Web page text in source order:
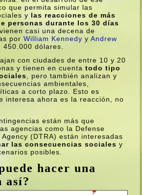
que permita simular las
y las reacciones de más
personas durante los 30 dí­as
casi una decena de
porWilliam Kennedy yAndrew
450.000 dólares.
con ciudades de entre 10 y 20
y tienen en cuentatodo tipo
, pero también analizan y
ambientales,
a corto plazo. Esto es
interesa ahora es la reacción, no
están más que
agencias como la Defense
(DTRA) están interesadas
las consecuencias sociales y
posibles.
hacer una
así­?